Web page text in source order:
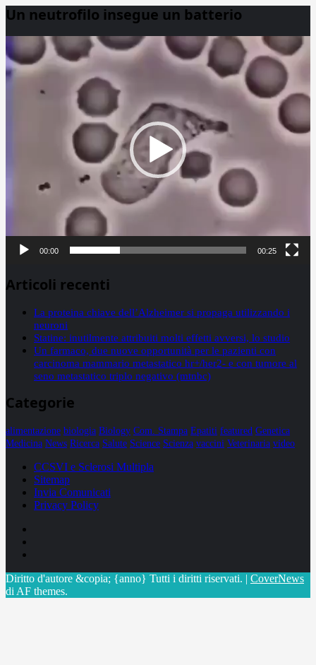
Un neutrofilo insegue un batterio
Player
00:00 00:25
Articoli recenti
La proteina chiave dell’Alzheimer si propaga utilizzando i
neuroni
Statine: inutilmente attribuiti molti effetti avversi, lo studio
Un farmaco, due nuove opportunità per le pazienti con
carcinoma mammario metastatico hr+/her2- e con tumore al
seno metastatico triplo negativo (mtnbc)
Categorie
alimentazione biologia Biology Com. Stampa Epatiti featured Genetica
Medicina News Ricerca Salute Science Scienza vaccini Veterinaria video
CCSVI e Sclerosi Multipla
Sitemap
Invia Comunicati
Privacy Policy
Diritto d'autore &copia; {anno} Tutti i diritti riservati. | CoverNews
di AF themes.